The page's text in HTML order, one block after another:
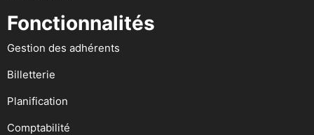
Fonctionnalités
Gestion des adhérents
Billetterie
Planification
Comptabilité